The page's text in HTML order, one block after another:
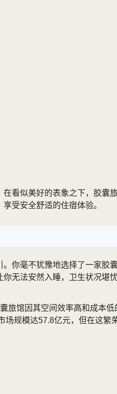
看似美好的表象之下，胶囊
受安全舒适的住宿体验。
你毫不犹豫地选择了一家胶
无法安然入睡，卫生状况堪
旅馆因其空间效率高和成本
规模达57.8亿元，但在这繁